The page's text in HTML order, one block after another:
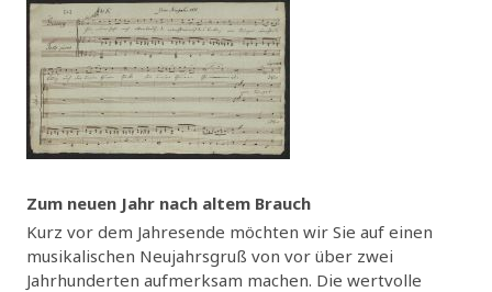
Zum neuen Jahr nach altem Brauch
Kurz vor dem Jahresende möchten wir Sie auf einen
musikalischen Neujahrsgruß von vor über zwei
Jahrhunderten aufmerksam machen. Die wertvolle